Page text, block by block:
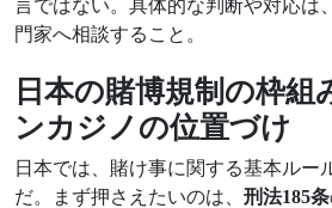
言ではない。具体的な判断や対応は
門家へ相談すること。
日本の賭博規制の枠組
ンカジノの位置づけ
日本では、賭け事に関する基本ルー
だ。まず押さえたいのは、 刑法185条